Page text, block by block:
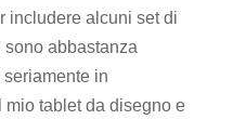
includere alcuni set di
abbastanza
in
tablet da disegno e